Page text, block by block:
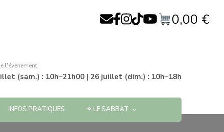
0,00 €
l'évenement
(sam.) : 10h–21h00 | 26 juillet (dim.) : 10h–18h
INFOS PRATIQUES ✧ LE SABBAT